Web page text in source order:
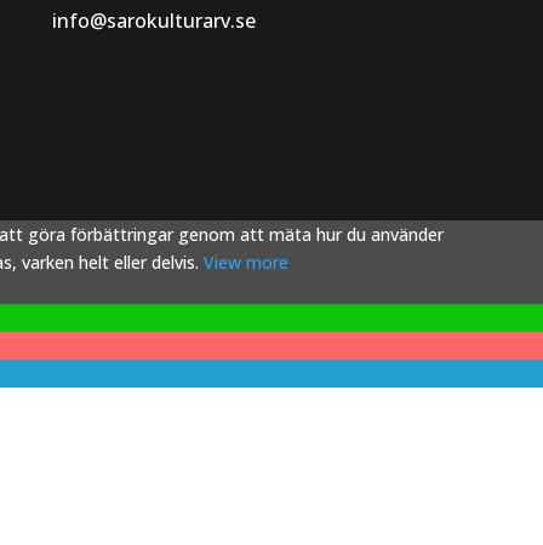
info@sarokulturarv.se
att göra förbättringar genom att mäta hur du använder
varken helt eller delvis. View more